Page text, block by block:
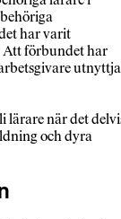
har varit
Att förbundet har
lärare när det
och dyra